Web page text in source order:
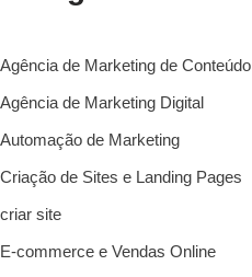
Agência de Marketing de Conteúdo
Agência de Marketing Digital
Automação de Marketing
Criação de Sites e Landing Pages
criar site
E-commerce e Vendas Online